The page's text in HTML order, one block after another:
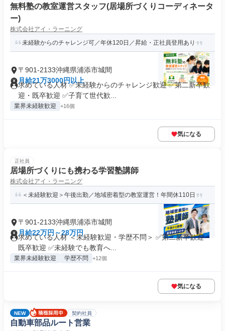
無料塾の教室運営スタッフ(居場所づくりコーディネータ
ー)
株式会社アイ・ラーニング
未経験からのチャレンジ可／年休120日／昇給・正社員登用あり
〒901-2133沖縄県浦添市城間
月給21万3000円以上
求めている人材 ✅未経験からのチャレンジ歓迎 ✅第二新卒歓
迎・既卒歓迎 ✅子育て世代歓...
業界未経験歓迎 +16個
気になる
正社員
居場所づくりにも携わる学習塾講師
株式会社アイ・ラーニング
＜未経験歓迎＞午後出勤／地域密着型の教室運営！年間休110日
〒901-2133沖縄県浦添市城間
月給22万円～28万円
求めている人材 ＜未経験歓迎・学歴不問＞ ✅第二新卒歓迎・
既卒歓迎 ✅未経験でも教育へ...
業界未経験歓迎 学歴不問 +12個
気になる
NEW 契約社員
自動車部品ルート営業